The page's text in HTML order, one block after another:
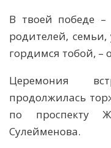
В твоей победе –
родителей,
гордимся тобой, –
Церемония
продолжилась
по
Сулейменова.